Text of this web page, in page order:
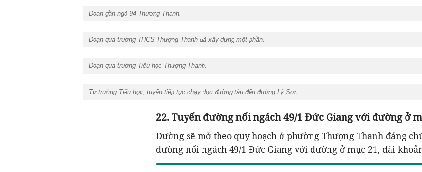
Đoạn gần ngõ 94 Thượng Thanh.
Đoạn qua trường THCS Thượng Thanh đã xây dựng một phần.
Đoạn qua trường Tiểu học Thượng Thanh.
Từ trường Tiểu học, tuyến tiếp tục chạy dọc đường tàu đến đường Lý Sơn.
22. Tuyến đường nối ngách 49/1 Đức Giang với đường ở
Đường sẽ mở theo quy hoạch ở phường Thượng Thanh đáng
đường nối ngách 49/1 Đức Giang với đường ở mục 21, dài